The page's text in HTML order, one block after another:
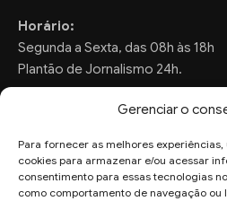
Gerenciar o
Para fornecer as melhores
cookies para armazenar e/ou acessar
consentimento para essas tecnologias
como comportamento de navegação ou
Horário:
Segunda a Sexta, das 08h às 18h
Plantão de Jornalismo 24h.
FALE CONOSCO
Sugestões de Pauta: